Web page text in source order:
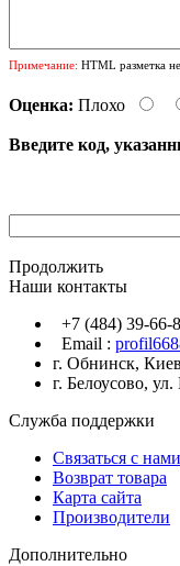
Примечание: HTML разметка
Оценка: Плохо
Введите код,
Продолжить
Наши контакты
+7 (484) 39-66-
Email :
г. Обнинск,
г. Белоусово,
Служба поддержки
Связаться с нами
Возврат товара
Карта сайта
Производители
Дополнительно